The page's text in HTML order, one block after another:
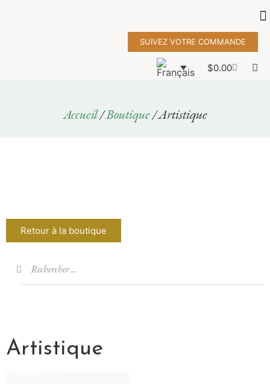
SUIVEZ VOTRE COMMANDE
$0.00
Accueil/Boutique/ Artistique
Retour à la boutique
Artistique